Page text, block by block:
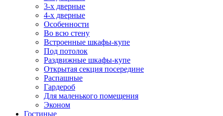
3-х дверные
4-х дверные
Особенности
Во всю стену
Встроенные шкафы-купе
Под потолок
Раздвижные шкафы-купе
Открытая секция посередине
Распашные
Гардероб
Для маленького помещения
Эконом
Гостиные